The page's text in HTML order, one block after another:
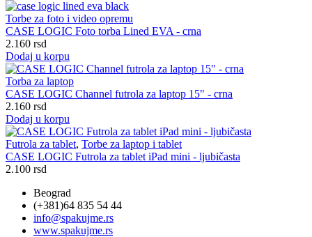
Torbe za foto i video opremu
CASE LOGIC Foto torba Lined EVA - crna
2.160 rsd
Dodaj u korpu
Torba za laptop
CASE LOGIC Channel futrola za laptop 15" - crna
2.160 rsd
Dodaj u korpu
Futrola za tablet, Torbe za laptop i tablet
CASE LOGIC Futrola za tablet iPad mini - ljubičasta
2.100 rsd
Beograd
(+381)64 835 54 44
info@spakujme.rs
www.spakujme.rs